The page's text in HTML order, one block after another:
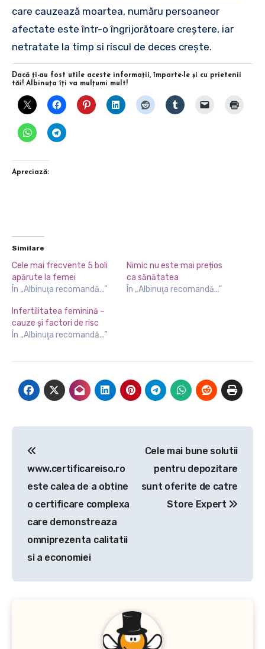
care cauzează moartea, număru persoaneor
afectate este într-o îngrijorătoare creștere, iar
netratate la timp si riscul de deces crește.
Dacă ţi-au fost utile aceste informaţii, împarte-le şi cu prietenii
tăi! Albinuţa îţi va mulţumi mult!
Apreciază:
Similare
Cele mai frecvente 5 boli
apărute la femei
În „Albinuţa recomandă...”
Nimic nu este mai prețios
ca sănătatea
În „Albinuţa recomandă...”
Infertilitatea feminină –
cauze și factori de risc
În „Albinuţa recomandă...”
în
articole
www.certificareiso.ro
este calea de a obtine
o certificare complexa
care demonstreaza
omniprezenta calitatii
si a economiei
Cele mai bune solutii
pentru depozitare
sunt oferite de catre
Store Expert